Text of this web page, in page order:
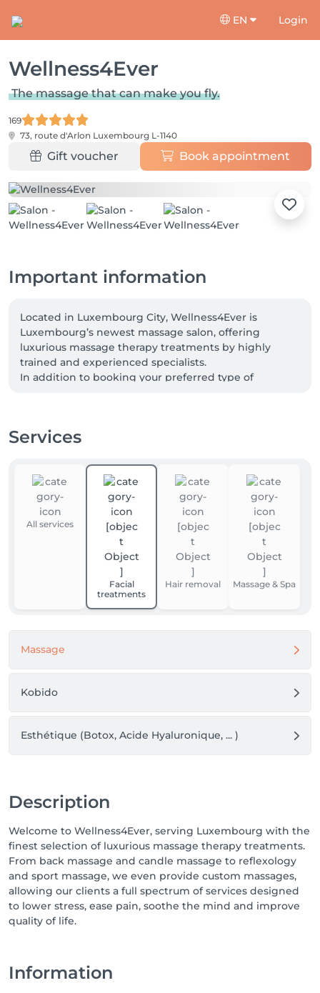
EN Login
Wellness4Ever
The massage that can make you fly.
169
73, route d'Arlon Luxembourg L-1140
Gift voucher Book appointment
Important information
Located in Luxembourg City, Wellness4Ever is
Luxembourg’s newest massage salon, offering
luxurious massage therapy treatments by highly
trained and experienced specialists.
In addition to booking your preferred type of
Services
All services
Facial
treatments
Hair removal Massage & Spa
Massage
Kobido
Esthétique (Botox, Acide Hyaluronique, ... )
Description
Welcome to Wellness4Ever, serving Luxembourg with the
finest selection of luxurious massage therapy treatments.
From back massage and candle massage to reflexology
and sport massage, we even provide custom massages,
allowing our clients a full spectrum of services designed
to lower stress, ease pain, soothe the mind and improve
quality of life.
Information